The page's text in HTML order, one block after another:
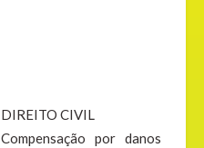
DIREITO CIVIL
Compensação por danos